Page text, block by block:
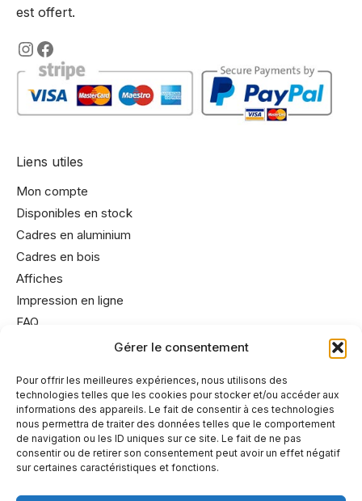
Gérer le consentement
Pour offrir les meilleures expériences, nous utilisons des
technologies telles que les cookies pour stocker et/ou accéder aux
informations des appareils. Le fait de consentir à ces technologies
nous permettra de traiter des données telles que le comportement
de navigation ou les ID uniques sur ce site. Le fait de ne pas
consentir ou de retirer son consentement peut avoir un effet négatif
sur certaines caractéristiques et fonctions.
est offert.
https://www.instagram.com/
https://www.facebook.com/
Liens utiles
Mon compte
Disponibles en stock
Cadres en aluminium
Cadres en bois
Affiches
Impression en ligne
FAQ
Conditions générales de vente
Mentions légales
Politique de cookies
Politique de confidentialité